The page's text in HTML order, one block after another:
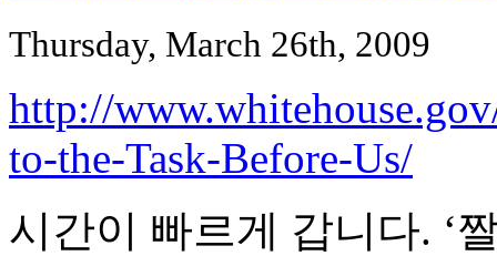
Thursday, March 26th, 2009
http://
to-the-Task-Before-Us/
시간이 빠르게 갑니다. ‘